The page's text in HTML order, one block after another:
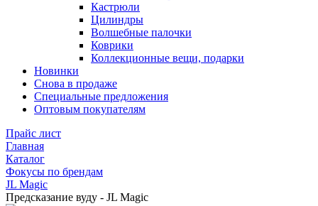
Кастрюли
Цилиндры
Волшебные палочки
Коврики
Коллекционные вещи, подарки
Новинки
Снова в продаже
Специальные предложения
Оптовым покупателям
Прайс лист
Главная
Каталог
Фокусы по брендам
JL Magic
Предсказание вуду - JL Magic